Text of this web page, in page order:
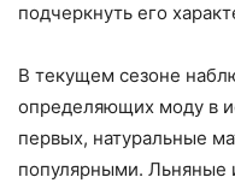
подчеркнуть его
В текущем сезоне
определяющих моду в
первых, натуральные
популярными. Льняные